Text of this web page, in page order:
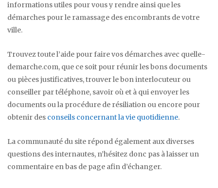
informations utiles pour vous y rendre ainsi que les
démarches pour le ramassage des encombrants de votre
ville.
Trouvez toute l’aide pour faire vos démarches avec quelle-
demarche.com, que ce soit pour réunir les bons documents
ou pièces justificatives, trouver le bon interlocuteur ou
conseiller par téléphone, savoir où et à qui envoyer les
documents ou la procédure de résiliation ou encore pour
obtenir des conseils concernant la vie quotidienne.
La communauté du site répond également aux diverses
questions des internautes, n’hésitez donc pas à laisser un
commentaire en bas de page afin d’échanger.